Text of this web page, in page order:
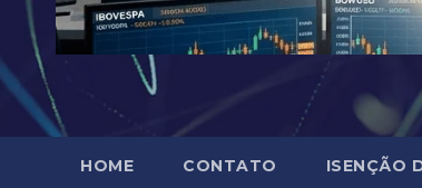
HOME CONTATO ISENÇÃO